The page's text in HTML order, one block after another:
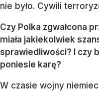
nie było. Cywili
Czy Polka zgwałcona
miała jakiekolwiek
sprawiedliwości? I czy
poniesie karę?
W czasie wojny